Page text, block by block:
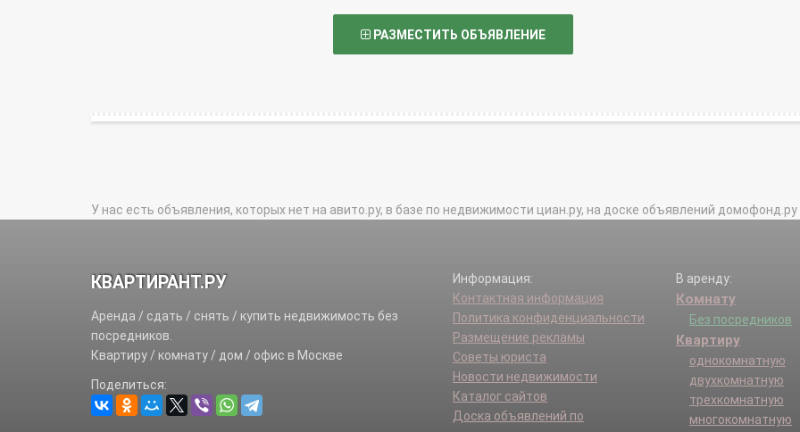
РАЗМЕСТИТЬ ОБЪЯВЛЕНИЕ
У нас есть объявления, которых нет на авито.ру, в базе по недвижимости циан.ру, на доске объявлений домофонд.ру
КВАРТИРАНТ.РУ
Аренда / сдать / снять / купить недвижимость без
посредников.
Квартиру / комнату / дом / офис в Москве
Поделиться:
Информация:
Контактная информация
Политика конфиденциальности
Размещение рекламы
Советы юриста
Новости недвижимости
Каталог сайтов
Доска объявлений по
В аренду:
Комнату
Без посредников
Квартиру
однокомнатную
двухкомнатную
трехкомнатную
многокомнатную